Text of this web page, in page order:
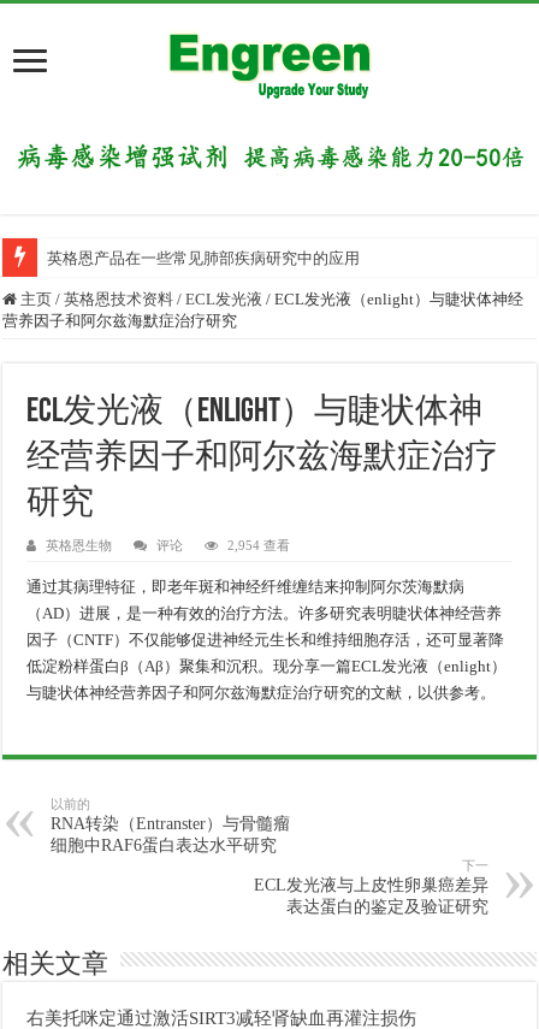
英格恩产品在一些常见肺部疾病研究中的应用
主页 / 英格恩技术资料 / ECL发光液 / ECL发光液（enlight）与睫状体神经
营养因子和阿尔兹海默症治疗研究
ECL发光液（enlight）与睫状体神
经营养因子和阿尔兹海默症治疗
研究
英格恩生物 评论 2,954 查看
通过其病理特征，即老年斑和神经纤维缠结来抑制阿尔茨海默病
（AD）进展，是一种有效的治疗方法。许多研究表明睫状体神经营养
因子（CNTF）不仅能够促进神经元生长和维持细胞存活，还可显著降
低淀粉样蛋白β（Aβ）聚集和沉积。现分享一篇ECL发光液（enlight）
与睫状体神经营养因子和阿尔兹海默症治疗研究的文献，以供参考。
以前的
RNA转染（Entranster）与骨髓瘤
细胞中RAF6蛋白表达水平研究
下一
ECL发光液与上皮性卵巢癌差异
表达蛋白的鉴定及验证研究
相关文章
右美托咪定通过激活SIRT3减轻肾缺血再灌注损伤